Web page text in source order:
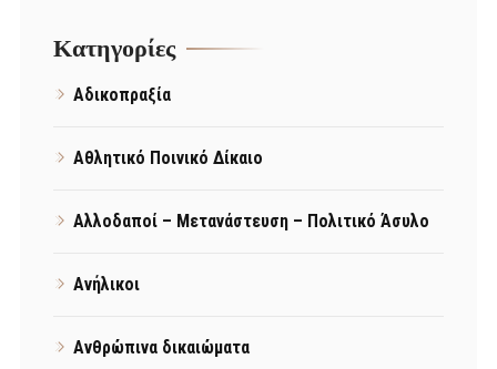
Kατηγορίες
Αδικοπραξία
Αθλητικό Ποινικό Δίκαιο
Αλλοδαποί – Μετανάστευση – Πολιτικό Άσυλο
Ανήλικοι
Ανθρώπινα δικαιώματα